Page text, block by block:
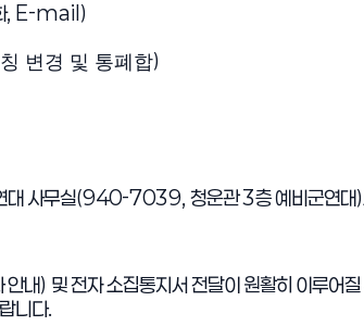
, E-mail)
변경 및 통폐합)
대 사무실(940-7039, 청운관3층 예비군연대)
안내) 및 전자 소집통지서 전달이 원활히 이루어
니다.